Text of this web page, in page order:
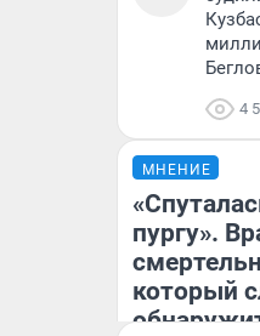
4
МНЕНИЕ
пургу».
который